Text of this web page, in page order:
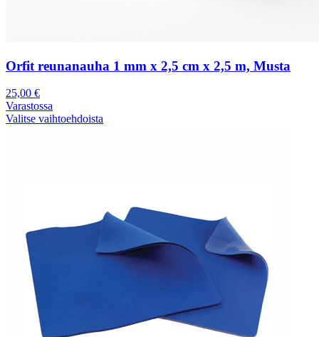
Orfit reunanauha 1 mm x 2,5 cm x 2,5 m, Musta
25,00 €
Varastossa
Valitse vaihtoehdoista